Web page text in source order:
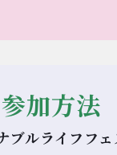
参加方法
ブルライフフ